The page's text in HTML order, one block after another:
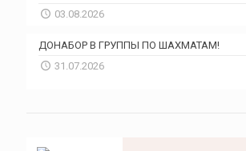
03.08.2026
ДОНАБОР В ГРУППЫ ПО ШАХМАТАМ!
31.07.2026